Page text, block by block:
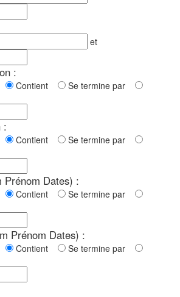
et
:
Contient
Se termine par
:
Contient
Se termine par
Prénom Dates) :
Contient
Se termine par
Prénom Dates) :
Contient
Se termine par